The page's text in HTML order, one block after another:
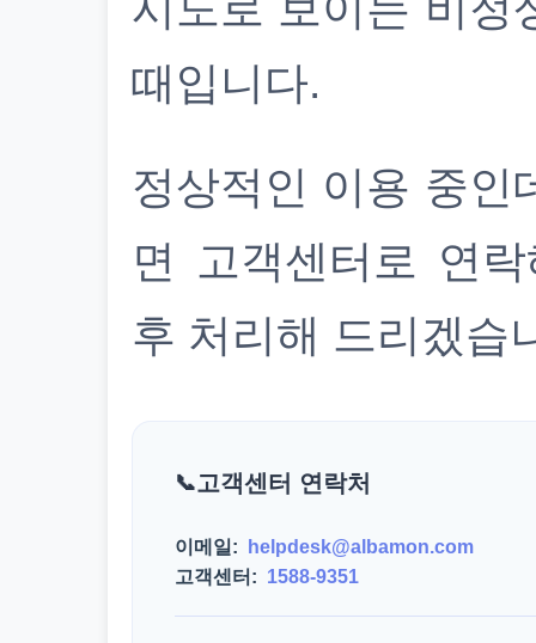
때입니다.
정상적인 이용 중인
면 고객센터로 연
후 처리해 드리겠습
고객센터 연락처
이메일:
helpdesk@albamon.com
고객센터: 1588-9351